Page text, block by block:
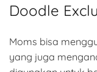
Doodle
Moms bisa
yang juga